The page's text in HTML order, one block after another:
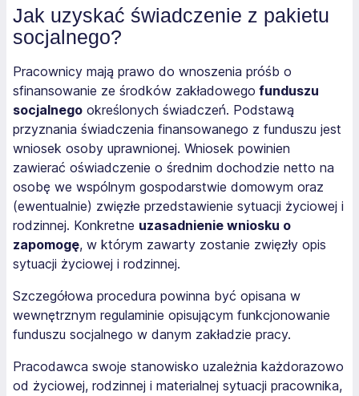
Jak uzyskać świadczenie z pakietu
socjalnego?
Pracownicy mają prawo do wnoszenia próśb o
sfinansowanie ze środków zakładowego funduszu
socjalnego określonych świadczeń. Podstawą
przyznania świadczenia finansowanego z funduszu jest
wniosek osoby uprawnionej. Wniosek powinien
zawierać oświadczenie o średnim dochodzie netto na
osobę we wspólnym gospodarstwie domowym oraz
(ewentualnie) zwięzłe przedstawienie sytuacji życiowej i
rodzinnej. Konkretne uzasadnienie wniosku o
zapomogę, w którym zawarty zostanie zwięzły opis
sytuacji życiowej i rodzinnej.
Szczegółowa procedura powinna być opisana w
wewnętrznym regulaminie opisującym funkcjonowanie
funduszu socjalnego w danym zakładzie pracy.
Pracodawca swoje stanowisko uzależnia każdorazowo
od życiowej, rodzinnej i materialnej sytuacji pracownika,